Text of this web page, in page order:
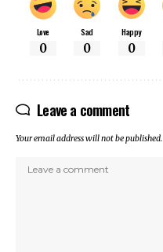
Love
0
Sad
0
Happy
0
Leave a comment
Your email address will not be published.